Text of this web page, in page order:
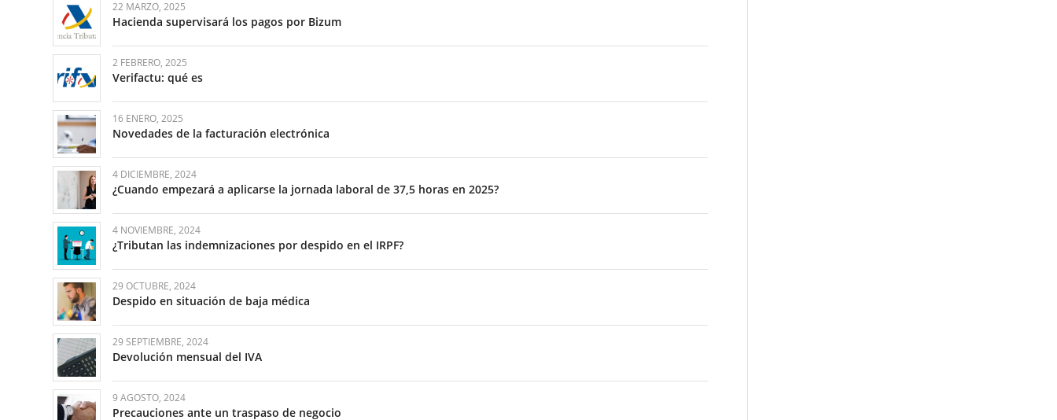
22 MARZO, 2025
Hacienda supervisará los pagos por Bizum
2 FEBRERO, 2025
Verifactu: qué es
16 ENERO, 2025
Novedades de la facturación electrónica
4 DICIEMBRE, 2024
¿Cuando empezará a aplicarse la jornada laboral de 37,5 horas en 2025?
4 NOVIEMBRE, 2024
¿Tributan las indemnizaciones por despido en el IRPF?
29 OCTUBRE, 2024
Despido en situación de baja médica
29 SEPTIEMBRE, 2024
Devolución mensual del IVA
9 AGOSTO, 2024
Precauciones ante un traspaso de negocio